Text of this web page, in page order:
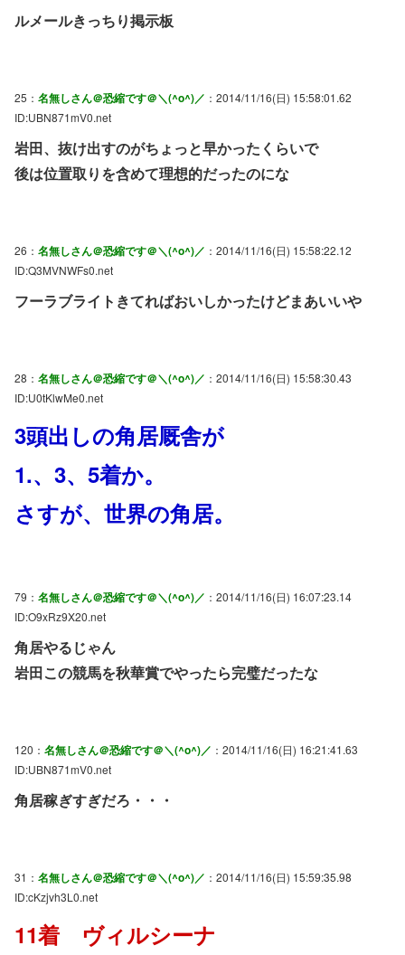
ルメールきっちり掲示板
25： 名無しさん＠恐縮です＠＼(^o^)／ ：2014/11/16(日) 15:58:01.62
ID:UBN871mV0.net
岩田、抜け出すのがちょっと早かったくらいで
後は位置取りを含めて理想的だったのにな
26： 名無しさん＠恐縮です＠＼(^o^)／ ：2014/11/16(日) 15:58:22.12
ID:Q3MVNWFs0.net
フーラブライトきてればおいしかったけどまあいいや
28： 名無しさん＠恐縮です＠＼(^o^)／ ：2014/11/16(日) 15:58:30.43
ID:U0tKlwMe0.net
3頭出しの角居厩舎が
1.、3、5着か。
さすが、世界の角居。
79： 名無しさん＠恐縮です＠＼(^o^)／ ：2014/11/16(日) 16:07:23.14
ID:O9xRz9X20.net
角居やるじゃん
岩田この競馬を秋華賞でやったら完璧だったな
120： 名無しさん＠恐縮です＠＼(^o^)／ ：2014/11/16(日) 16:21:41.63
ID:UBN871mV0.net
角居稼ぎすぎだろ・・・
31： 名無しさん＠恐縮です＠＼(^o^)／ ：2014/11/16(日) 15:59:35.98
ID:cKzjvh3L0.net
11着 ヴィルシーナ